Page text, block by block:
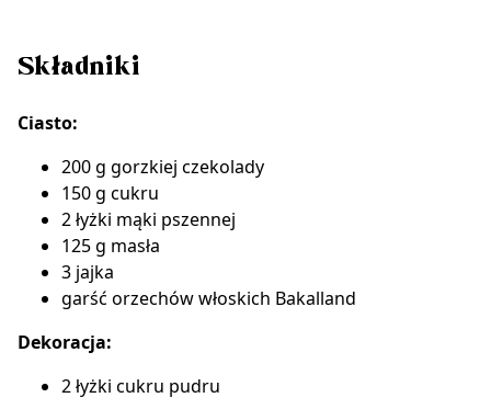
Składniki
Ciasto:
200 g gorzkiej czekolady
150 g cukru
2 łyżki mąki pszennej
125 g masła
3 jajka
garść orzechów włoskich Bakalland
Dekoracja:
2 łyżki cukru pudru